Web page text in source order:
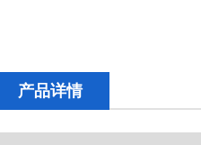
产品详情